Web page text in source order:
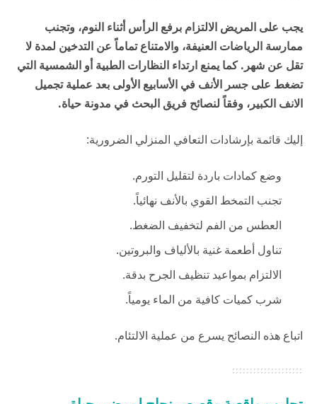
يجب على المريض الالتزام برفع الرأس أثناء النوم، وتجنب
ممارسة الرياضات العنيفة، والامتناع تماماً عن التدخين لمدة لا
تقل عن شهر. كما يمنع ارتداء النظارات الطبية أو الشمسية التي
تضغط على جسر الأنف في الأسابيع الأولى بعد عملية تجميل
الانف الكبير، وفقاً لنصائح فريق البحث في مدونة حياة.
إليك قائمة بإرشادات التعافي المنزلي الضرورية:
وضع كمادات باردة لتقليل التورم.
تجنب التمخط القوي بالأنف نهائياً.
العطس من الفم لتخفيف الضغط.
تناول أطعمة غنية بالألياف والبروتين.
الالتزام بمواعيد تنظيف الجرح بدقة.
شرب كميات كافية من الماء يومياً.
اتباع هذه النصائح يسرع من عملية الالتئام.